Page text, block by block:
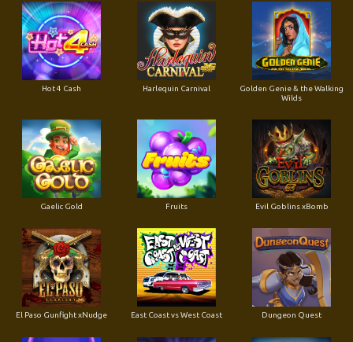
Hot 4 Cash Harlequin Carnival
Golden Genie & the Walking
Wilds
Gaelic Gold Fruits Evil Goblins xBomb
El Paso Gunfight xNudge East Coast vs West Coast Dungeon Quest